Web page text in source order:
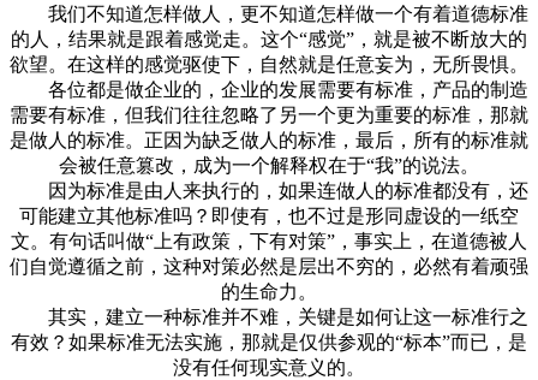
我们不知道怎样做人，更不知道怎样做一个有着道德标准
的人，结果就是跟着感觉走。这个“感觉”，就是被不断放大的
欲望。在这样的感觉驱使下，自然就是任意妄为，无所畏惧。
各位都是做企业的，企业的发展需要有标准，产品的制造
需要有标准，但我们往往忽略了另一个更为重要的标准，那就
是做人的标准。正因为缺乏做人的标准，最后，所有的标准就
会被任意篡改，成为一个解释权在于“我”的说法。
因为标准是由人来执行的，如果连做人的标准都没有，还
可能建立其他标准吗？即使有，也不过是形同虚设的一纸空
文。有句话叫做“上有政策，下有对策”，事实上，在道德被人
们自觉遵循之前，这种对策必然是层出不穷的，必然有着顽强
的生命力。
其实，建立一种标准并不难，关键是如何让这一标准行之
有效？如果标准无法实施，那就是仅供参观的“标本”而已，是
没有任何现实意义的。